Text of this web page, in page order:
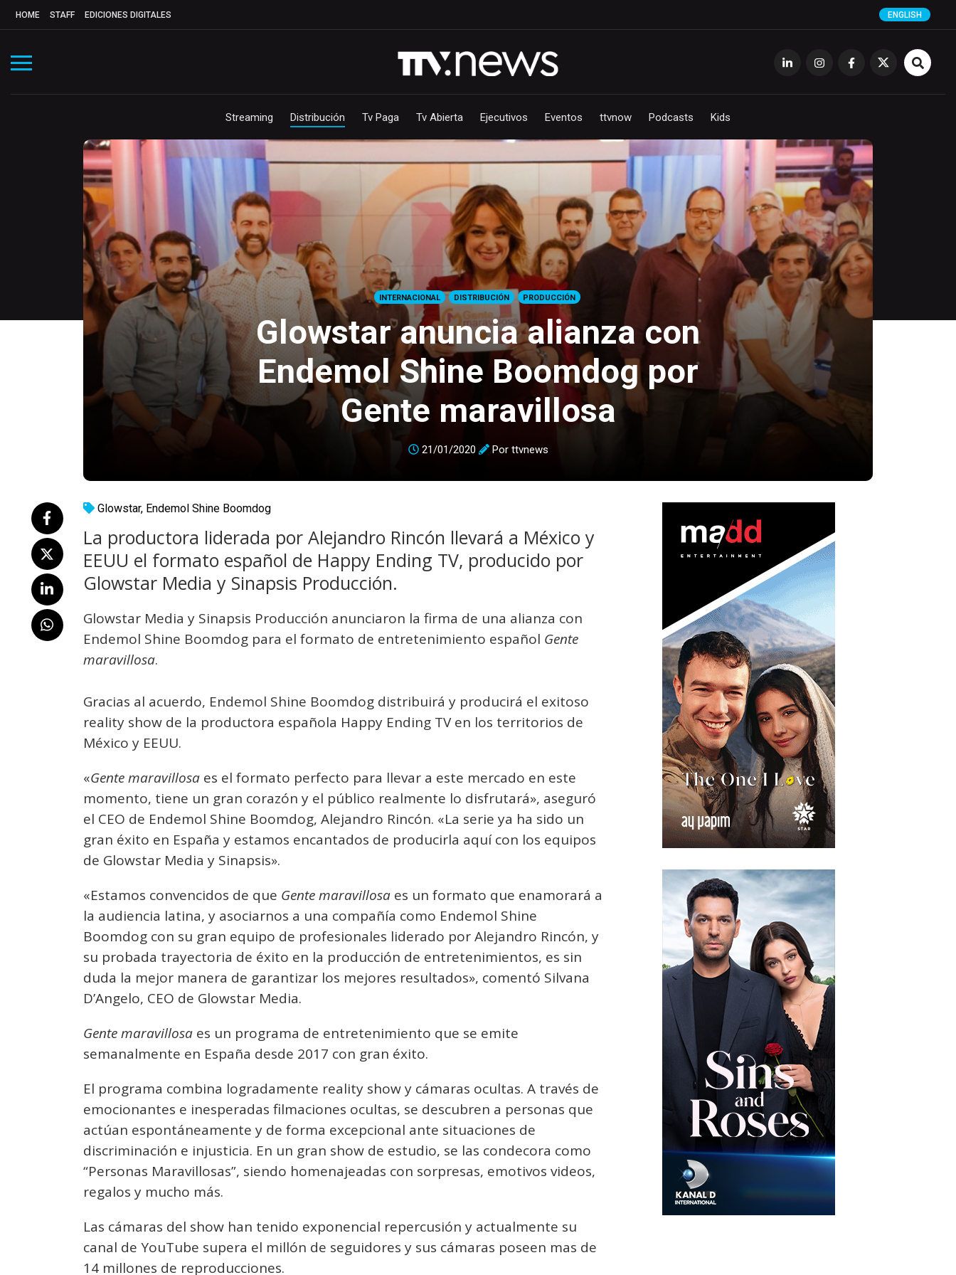
HOME STAFF EDICIONES DIGITALES ENGLISH
Streaming Distribución Tv Paga Tv Abierta Ejecutivos Eventos ttvnow Podcasts Kids
INTERNACIONAL DISTRIBUCIÓN PRODUCCIÓN
Glowstar anuncia alianza con
Endemol Shine Boomdog por
Gente maravillosa
21/01/2020 Por ttvnews
Glowstar, Endemol Shine Boomdog
La productora liderada por Alejandro Rincón llevará a México y
EEUU el formato español de Happy Ending TV, producido por
Glowstar Media y Sinapsis Producción.
Glowstar Media y Sinapsis Producción anunciaron la firma de una alianza con
Endemol Shine Boomdog para el formato de entretenimiento español Gente
maravillosa.
Gracias al acuerdo, Endemol Shine Boomdog distribuirá y producirá el exitoso
reality show de la productora española Happy Ending TV en los territorios de
México y EEUU.
«Gente maravillosa es el formato perfecto para llevar a este mercado en este
momento, tiene un gran corazón y el público realmente lo disfrutará», aseguró
el CEO de Endemol Shine Boomdog, Alejandro Rincón. «La serie ya ha sido un
gran éxito en España y estamos encantados de producirla aquí con los equipos
de Glowstar Media y Sinapsis».
«Estamos convencidos de que Gente maravillosa es un formato que enamorará a
la audiencia latina, y asociarnos a una compañía como Endemol Shine
Boomdog con su gran equipo de profesionales liderado por Alejandro Rincón, y
su probada trayectoria de éxito en la producción de entretenimientos, es sin
duda la mejor manera de garantizar los mejores resultados», comentó Silvana
D’Angelo, CEO de Glowstar Media.
Gente maravillosa es un programa de entretenimiento que se emite
semanalmente en España desde 2017 con gran éxito.
El programa combina logradamente reality show y cámaras ocultas. A través de
emocionantes e inesperadas filmaciones ocultas, se descubren a personas que
actúan espontáneamente y de forma excepcional ante situaciones de
discriminación e injusticia. En un gran show de estudio, se las condecora como
“Personas Maravillosas”, siendo homenajeadas con sorpresas, emotivos videos,
regalos y mucho más.
Las cámaras del show han tenido exponencial repercusión y actualmente su
canal de YouTube supera el millón de seguidores y sus cámaras poseen mas de
14 millones de reproducciones.